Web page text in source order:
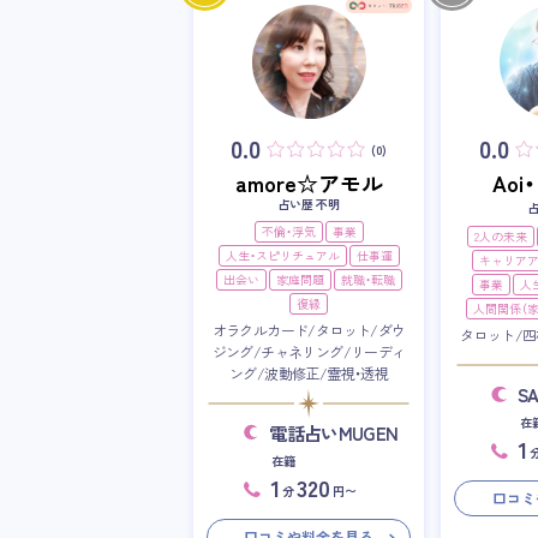
0.0 (0)
amore☆アモル
占い歴 不明
不倫・浮気
事業
人生・スピリチュアル
仕事運
出会い
家庭問題
就職・転職
復縁
オラクルカード/タロット/ダウ
ジング/チャネリング/リーディ
ング/波動修正/霊視・透視
電話占いMUGEN
在籍
1 分320 円〜
0.0
Aoi
2人の未来
キャリア
事業
人
人間関係（
タロット/
在
1
口コ